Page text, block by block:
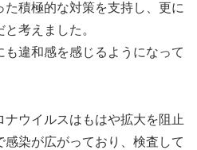
積極的な対策を支持し、更に
考えました。
も違和感を感じるようになって
ウイルスはもはや拡大を阻止
染が広がっており、検査して